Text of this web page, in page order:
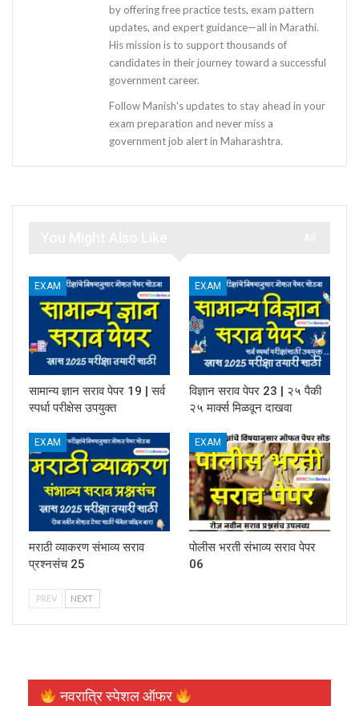
by offering free practice tests, exam pattern
updates, and expert guidance—all in Marathi.
His mission is to support thousands of
candidates in their journey toward a successful
government career.
Follow Manish's updates to stay ahead in your
exam preparation and never miss a
government job alert in Maharashtra.
EXAM
सामान्य ज्ञान सराव पेपर 19 | सर्व
स्पर्धा परीक्षेस उपयुक्त
EXAM
विज्ञान सराव पेपर 23 | २५ पैकी
२५ मार्क्स मिळवून दाखवा
EXAM
मराठी व्याकरण संभाव्य सराव
प्रश्नसंच 25
EXAM
पोलीस भरती संभाव्य सराव पेपर
06
PREV NEXT
नवरात्रि स्पेशल ऑफर